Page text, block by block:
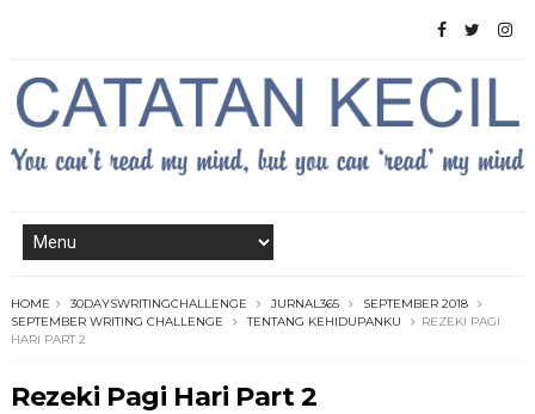
HOME 30DAYSWRITINGCHALLENGE JURNAL365
SEPTEMBER 2018
SEPTEMBER WRITING CHALLENGE
TENTANG KEHIDUPANKU
REZEKI PAGI
HARI PART 2
Rezeki Pagi Hari Part 2